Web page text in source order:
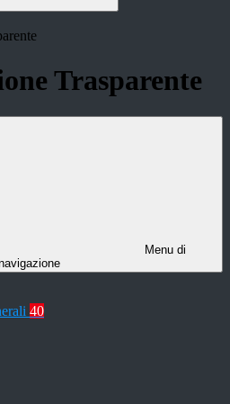
Trasparente
Menu di
40